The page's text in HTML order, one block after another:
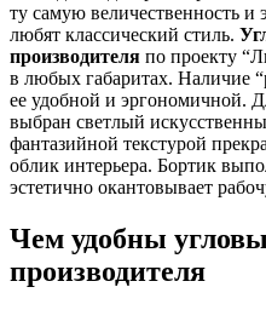
ту самую величественность и
любят классический стиль.
производителя по проекту
в любых габаритах. Наличие
ее удобной и эргономичной.
выбран светлый
фантазийной текстурой
облик интерьера. Бортик
эстетично окантовывает
Чем удобны
производителя